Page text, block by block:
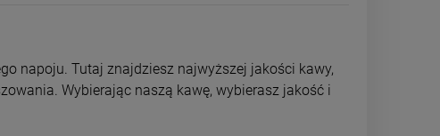
napoju. Tutaj znajdziesz najwyższej jakości kawy,
Wybierając naszą kawę, wybierasz jakość i